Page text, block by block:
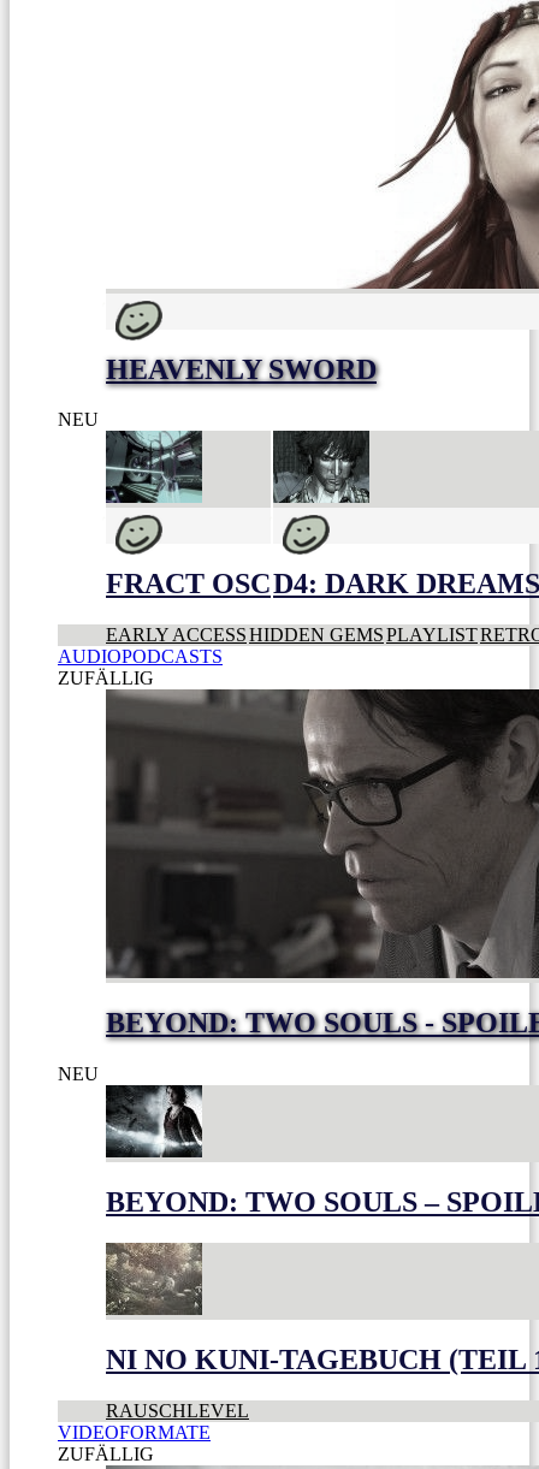
HEAVENLY SWORD
NEU
FRACT OSCD4: DARK
EARLY ACCESSHIDDEN GEMSPLAYLIST
AUDIOPODCASTS
ZUFÄLLIG
BEYOND: TWO SOULS -
NEU
BEYOND: TWO SOULS –
NI NO KUNI-TAGEBUCH (TEIL
RAUSCHLEVEL
VIDEOFORMATE
ZUFÄLLIG